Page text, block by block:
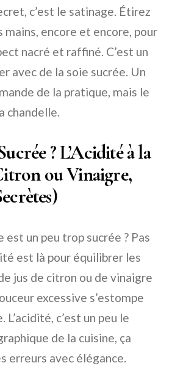
c’est le satinage. Étirez
mains, encore et encore, pour
nacré et raffiné. C’est un
avec de la soie sucrée. Un
de la pratique, mais le
chandelle.
? L’Acidité à la
ou Vinaigre,
est un peu trop sucrée ? Pas
est là pour équilibrer les
jus de citron ou de vinaigre
excessive s’estompe
L’acidité, c’est un peu le
de la cuisine, ça
erreurs avec élégance.